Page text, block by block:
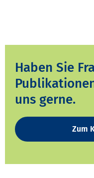
Haben Sie
uns gerne.
Zum